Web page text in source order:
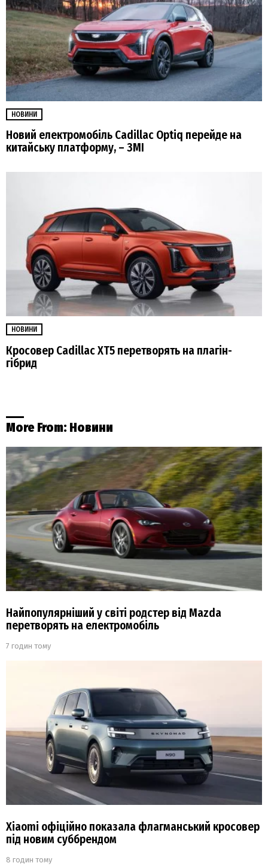
НОВИНИ
Новий електромобіль Cadillac Optiq перейде на
китайську платформу, – ЗМІ
НОВИНИ
Кросовер Cadillac XT5 перетворять на плагін-
гібрид
More From: Новини
Найпопулярніший у світі родстер від Mazda
перетворять на електромобіль
7 годин тому
Xiaomi офіційно показала флагманський кросовер
під новим суббрендом
8 годин тому